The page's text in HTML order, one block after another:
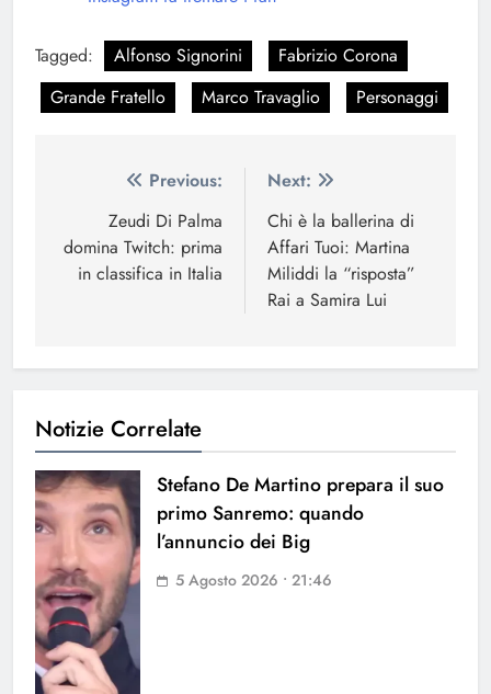
Tagged: Alfonso Signorini
Fabrizio Corona
Grande Fratello
Marco Travaglio Personaggi
Navigazione
articoli
Previous:
Zeudi Di Palma
domina Twitch: prima
in classifica in Italia
Next:
Chi è la ballerina di
Affari Tuoi: Martina
Miliddi la “risposta”
Rai a Samira Lui
Notizie Correlate
Stefano De Martino prepara il suo
primo Sanremo: quando
l’annuncio dei Big
5 Agosto 2026 • 21:46